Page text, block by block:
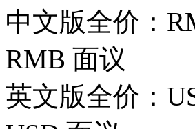
中文版全价：
RMB 面议
英文版全价：